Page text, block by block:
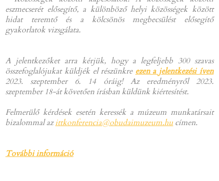
eszmecserét elősegítő, a különböző helyi közösségek között
hidat teremtő és a kölcsönös megbecsülést elősegítő
gyakorlatok vizsgálata.
A jelentkezőket arra kérjük, hogy a legfeljebb 300 szavas
összefoglalójukat küldjék el részünkre ezen a jelentkezési íven
2023. szeptember 6. 14 óráig! Az eredményről 2023.
szeptember 18-át követően írásban küldünk kiértesítést.
Felmerülő kérdések esetén keressék a múzeum munkatársait
bizalommal azittkonferencia@obudaimuzeum.hu címen.
További információ